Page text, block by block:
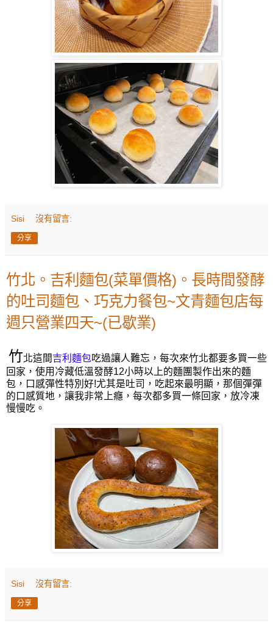
Sisi 沒有留言:
分享
竹北。吉利麵包(菜單價格)。長時間發酵
的吐司麵包、巧克力餐包~文青麵包店每
週只營業四天~(已歇業)
竹北這間吉利麵包吃過讓人難忘，每次來竹北都要多買一些
回家，使用冷藏低溫發酵12小時以上的麵團製作出來的麵
包，口感彈性特別好!尤其是吐司，吃起來最明顯，那個彈彈
的口感質地，讓我非常上癮，每次都多買一條回家，放冷凍
慢慢吃。
Sisi 沒有留言:
分享